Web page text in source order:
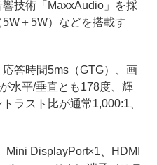
技術「MaxxAudio」を採
＋5W）などを搭載す
答時間5ms（GTG）、画
水平/垂直とも178度、輝
ラスト比が通常1,000:1、
DisplayPort×1、HDMI